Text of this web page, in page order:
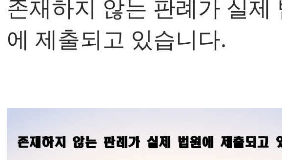
존재하지 않는 판례가 실제
에 제출되고 있습니다.